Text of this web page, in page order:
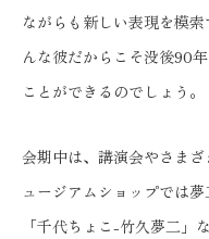
ながらも新しい表現を模
んな彼だからこそ没後90
ことができるのでしょう。
会期中は、講演会やさま
ュージアムショップでは
「千代ちょこ-竹久夢二」